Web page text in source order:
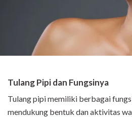
Tulang Pipi dan Fungsinya
Tulang pipi memiliki berbagai
mendukung bentuk dan aktivitas